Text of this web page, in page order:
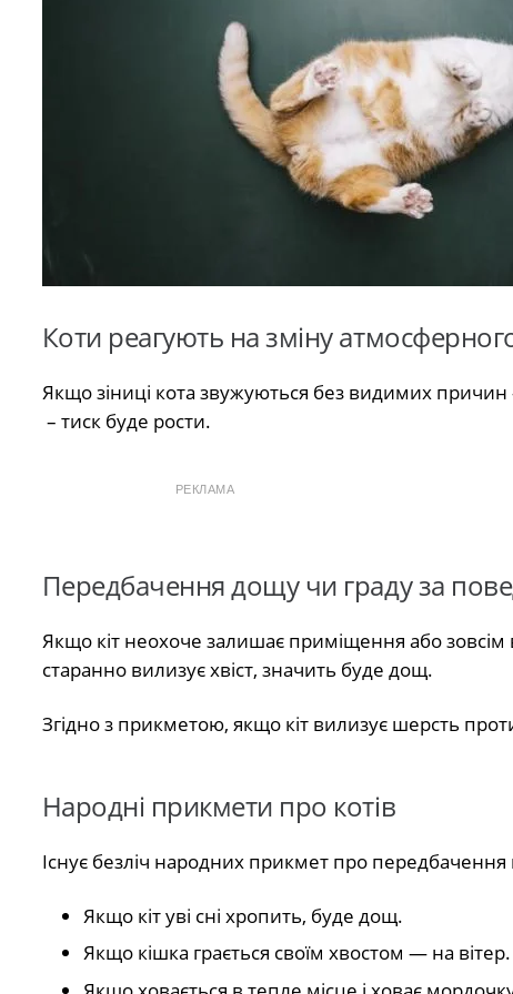
Коти реагують на зміну
Якщо зіниці кота звужуються без видимих
– тиск буде рости.
РЕКЛАМА
Передбачення дощу чи граду за
Якщо кіт неохоче залишає приміщення або
старанно вилизує хвіст, значить буде дощ.
Згідно з прикметою, якщо кіт вилизує шерсть
Народні прикмети про котів
Існує безліч народних прикмет про
Якщо кіт уві сні хропить, буде дощ.
Якщо кішка грається своїм хвостом — на вітер.